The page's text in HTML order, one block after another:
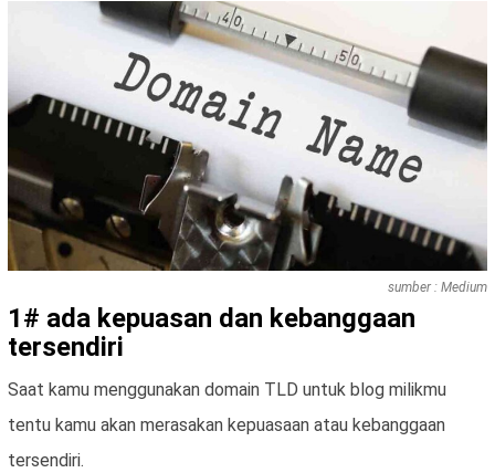
sumber : Medium
1# ada kepuasan dan kebanggaan
tersendiri
Saat kamu menggunakan domain TLD untuk blog milikmu
tentu kamu akan merasakan kepuasaan atau kebanggaan
tersendiri.